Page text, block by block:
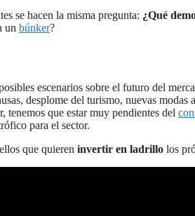
se hacen la misma pregunta: ¿Qué
un búnker?
escenarios sobre el futuro del
desplome del turismo, nuevas
que estar muy pendientes del
para el sector.
que quieren invertir en ladrillo los